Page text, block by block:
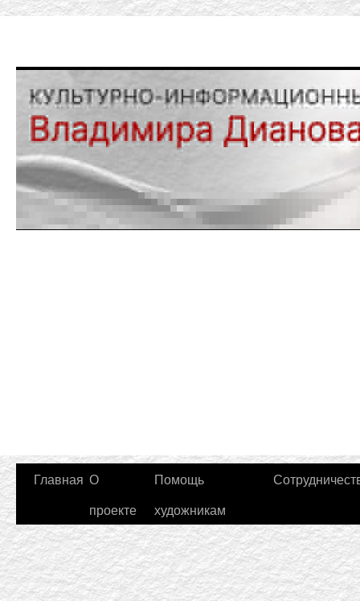
Главная О
проекте
Помощь
художникам